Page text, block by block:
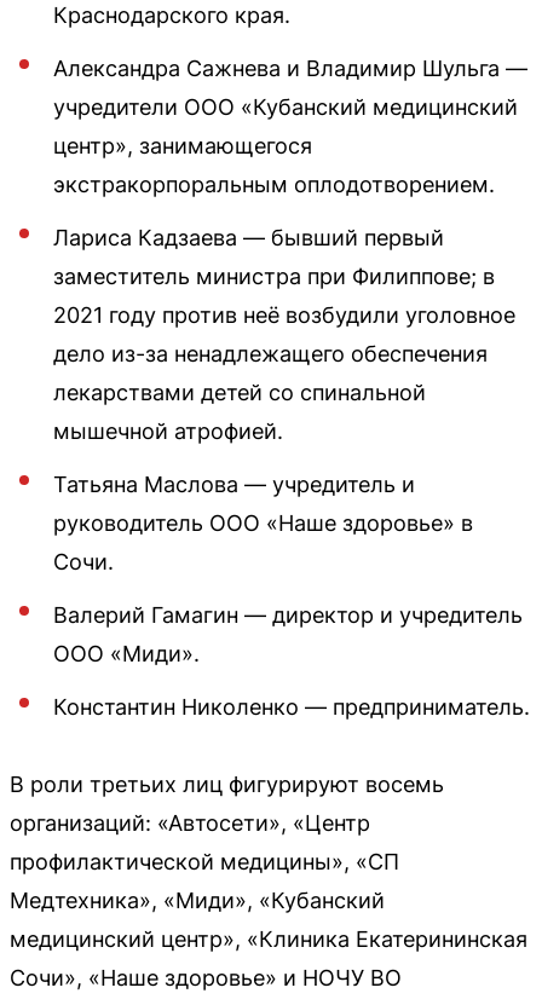
Краснодарского края.
Александра Сажнева и Владимир Шульга —
учредители ООО «Кубанский медицинский
центр», занимающегося
экстракорпоральным оплодотворением.
Лариса Кадзаева — бывший первый
заместитель министра при Филиппове; в
2021 году против неё возбудили уголовное
дело из-за ненадлежащего обеспечения
лекарствами детей со спинальной
мышечной атрофией.
Татьяна Маслова — учредитель и
руководитель ООО «Наше здоровье» в
Сочи.
Валерий Гамагин — директор и учредитель
ООО «Миди».
Константин Николенко — предприниматель.
В роли третьих лиц фигурируют восемь
организаций: «Автосети», «Центр
профилактической медицины», «СП
Медтехника», «Миди», «Кубанский
медицинский центр», «Клиника Екатерининская
Сочи», «Наше здоровье» и НОЧУ ВО